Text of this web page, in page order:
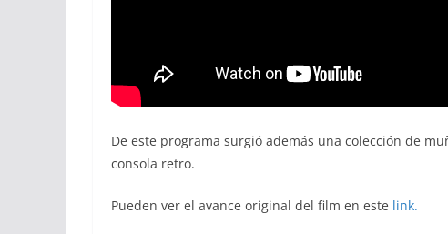
De este programa surgió además una colección de
consola retro.
Pueden ver el avance original del film en este link.